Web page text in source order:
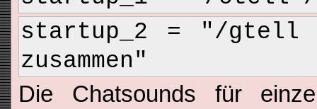
startup_2 = "/gtell
zusammen"
Die Chatsounds für